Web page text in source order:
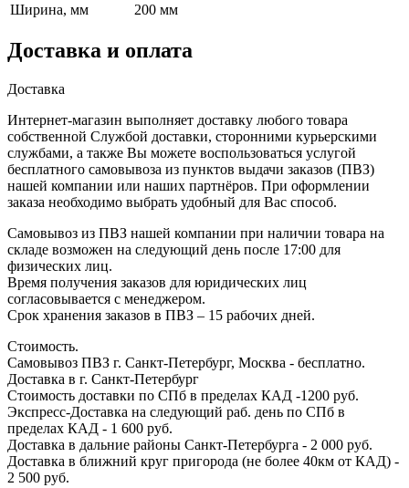
Ширина, мм
200 мм
Доставка и оплата
Доставка
Интернет-магазин выполняет доставку любого товара
собственной Службой доставки, сторонними курьерскими
службами, а также Вы можете воспользоваться услугой
бесплатного самовывоза из пунктов выдачи заказов (ПВЗ)
нашей компании или наших партнёров. При оформлении
заказа необходимо выбрать удобный для Вас способ.
Самовывоз из ПВЗ нашей компании при наличии товара на
складе возможен на следующий день после 17:00 для
физических лиц.
Время получения заказов для юридических лиц
согласовывается с менеджером.
Срок хранения заказов в ПВЗ – 15 рабочих дней.
Стоимость.
Самовывоз ПВЗ г. Санкт-Петербург, Москва - бесплатно.
Доставка в г. Санкт-Петербург
Стоимость доставки по СПб в пределах КАД -1200 руб.
Экспресс-Доставка на следующий раб. день по СПб в
пределах КАД - 1 600 руб.
Доставка в дальние районы Санкт-Петербурга - 2 000 руб.
Доставка в ближний круг пригорода (не более 40км от КАД) -
2 500 руб.